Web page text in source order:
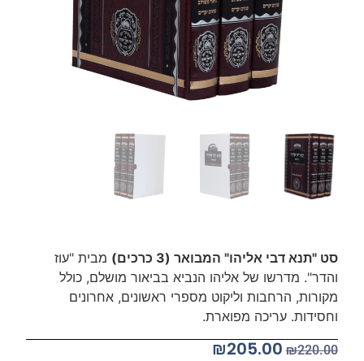
סט "תנא דבי אליהו" המבואר (3 כרכים)
מבית "עוז
והדר". מדרשו של אליהו הנביא בביאור מושלם, כולל
מקורות, הרחבות וליקוט מספרי ראשונים, אחרונים
וחסידות. עריכה מפוארת.
₪220.00
₪205.00